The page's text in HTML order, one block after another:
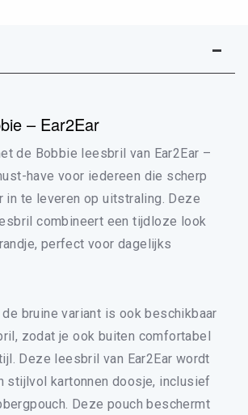
– Ear2Ear
de Bobbie leesbril van Ear2Ear –
have voor iedereen die scherp
in te leveren op uitstraling. Deze
combineert een tijdloze look
perfect voor dagelijks
de bruine variant is ook beschikbaar
zodat je ook buiten comfortabel
Deze leesbril van Ear2Ear wordt
stijlvol kartonnen doosje, inclusief
Deze pouch beschermt